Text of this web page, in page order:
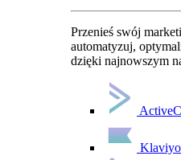
Przenieś swój
automatyzuj,
dzięki najnowszym
Klaviyo